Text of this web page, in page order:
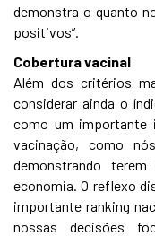
demonstra o quanto
positivos”.
Cobertura vacinal
Além dos critérios
considerar ainda o
como um importante
vacinação, como
demonstrando
economia. O reflexo
importante ranking
nossas decisões